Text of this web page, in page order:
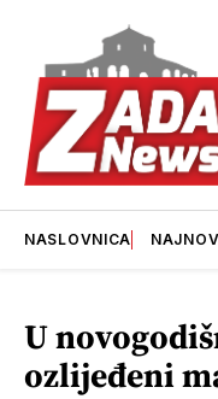
NASLOVNICA
U
ozlijeđeni